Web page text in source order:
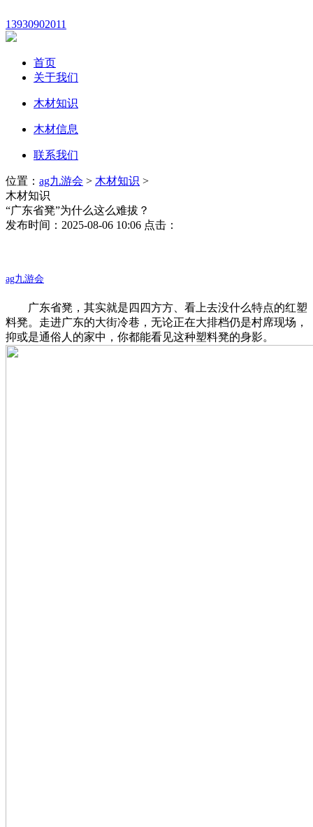
13930902011
首页
关于我们
木材知识
木材信息
联系我们
位置： ag九游会 > 木材知识 >
木材知识
“广东省凳”为什么这么难拔？
发布时间：2025-08-06 10:06 点击：
ag九游会
广东省凳，其实就是四四方方、看上去没什么特点的红塑
料凳。走进广东的大街冷巷，无论正在大排档仍是村席现场，
抑或是通俗人的家中，你都能看见这种塑料凳的身影。